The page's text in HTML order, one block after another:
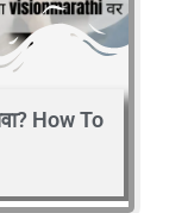
How To